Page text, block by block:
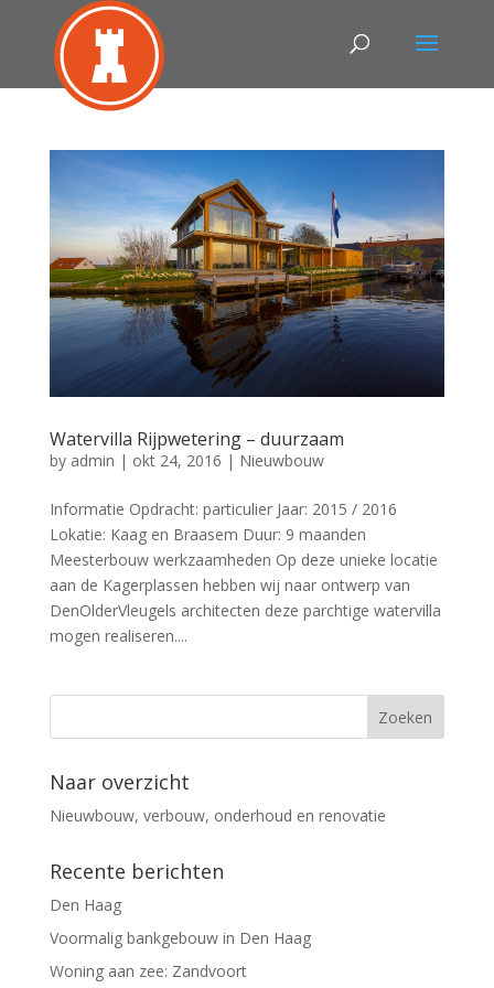
Watervilla Rijpwetering – duurzaam
by admin | okt 24, 2016 | Nieuwbouw
Informatie Opdracht: particulier Jaar: 2015 / 2016
Lokatie: Kaag en Braasem Duur: 9 maanden
Meesterbouw werkzaamheden Op deze unieke locatie
aan de Kagerplassen hebben wij naar ontwerp van
DenOlderVleugels architecten deze parchtige watervilla
mogen realiseren....
Naar overzicht
Nieuwbouw, verbouw, onderhoud en renovatie
Recente berichten
Den Haag
Voormalig bankgebouw in Den Haag
Woning aan zee: Zandvoort